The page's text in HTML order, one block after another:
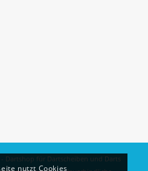
Dartshop für Dartscheiben und Darts
nutzt Cookies